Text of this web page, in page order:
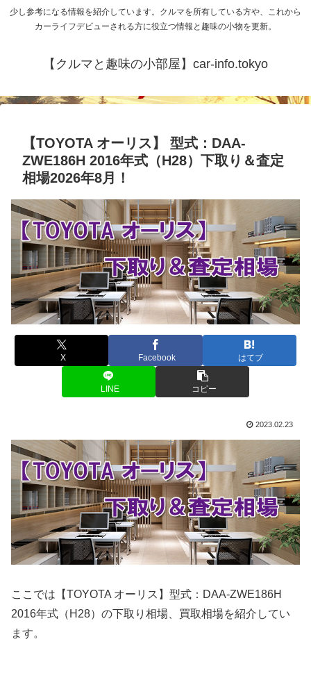
少し参考になる情報を紹介しています。クルマを所有している方や、これから
カーライフデビューされる方に役立つ情報と趣味の小物を更新。
【クルマと趣味の小部屋】car-info.tokyo
【TOYOTA オーリス】 型式：DAA-
ZWE186H 2016年式（H28）下取り＆査定
相場2026年8月！
X Facebook はてブ
LINE コピー
2023.02.23
ここでは【TOYOTA オーリス】型式：DAA-ZWE186H
2016年式（H28）の下取り相場、買取相場を紹介してい
ます。